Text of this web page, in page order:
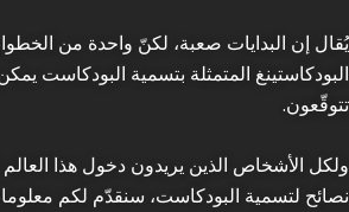
يُقال إن البدايات صعبة، لكنّ واحدة من
البودكاستينغ المتمثلة بتسمية البودكاست
تتوقّعون.
ولكل الأشخاص الذين يريدون دخول هذا
نصائح لتسمية البودكاست، سنقدّم لكم